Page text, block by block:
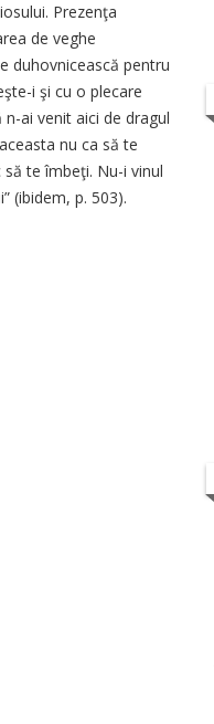
Prezenţa
de veghe
duhovnicească pentru
i şi cu o plecare
ai venit aici de dragul
nu ca să te
te îmbeţi. Nu-i vinul
(ibidem, p. 503).